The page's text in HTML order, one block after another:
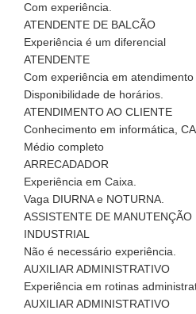
Com experiência.
ATENDENTE DE BALCÃO
Experiência é um diferencial
ATENDENTE
Com experiência em atendimento
Disponibilidade de horários.
ATENDIMENTO AO CLIENTE
Conhecimento em informática,
Médio completo
ARRECADADOR
Experiência em Caixa.
Vaga DIURNA e NOTURNA.
ASSISTENTE DE
INDUSTRIAL
Não é necessário experiência.
AUXILIAR ADMINISTRATIVO
Experiência em rotinas
AUXILIAR ADMINISTRATIVO